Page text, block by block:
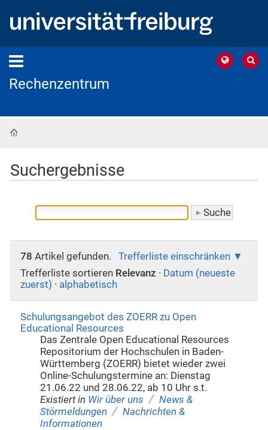
Rechenzentrum
Suchergebnisse
78 Artikel gefunden.
Trefferliste einschränken
Trefferliste sortieren Relevanz · Datum (neueste
zuerst) · alphabetisch
Schulungsangebot des ZOERR zu Open
Educational Resources
Das Zentrale Open Educational Resources
Repositorium der Hochschulen in Baden-
Württemberg (ZOERR) bietet wieder zwei
Online-Schulungstermine an: Dienstag
21.06.22 und 28.06.22, ab 10 Uhr s.t.
Existiert in Wir über uns / News &
Störmeldungen / Nachrichten &
Informationen